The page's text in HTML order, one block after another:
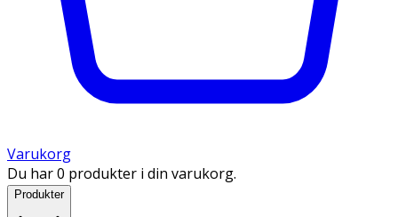
Varukorg
Du har 0 produkter i din varukorg.
Produkter